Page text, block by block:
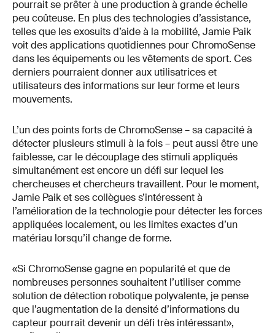
pourrait se prêter à une production à grande échelle
peu coûteuse. En plus des technologies d’assistance,
telles que les exosuits d’aide à la mobilité, Jamie Paik
voit des applications quotidiennes pour ChromoSense
dans les équipements ou les vêtements de sport. Ces
derniers pourraient donner aux utilisatrices et
utilisateurs des informations sur leur forme et leurs
mouvements.
L’un des points forts de ChromoSense – sa capacité à
détecter plusieurs stimuli à la fois – peut aussi être une
faiblesse, car le découplage des stimuli appliqués
simultanément est encore un défi sur lequel les
chercheuses et chercheurs travaillent. Pour le moment,
Jamie Paik et ses collègues s’intéressent à
l’amélioration de la technologie pour détecter les forces
appliquées localement, ou les limites exactes d’un
matériau lorsqu’il change de forme.
«Si ChromoSense gagne en popularité et que de
nombreuses personnes souhaitent l’utiliser comme
solution de détection robotique polyvalente, je pense
que l’augmentation de la densité d’informations du
capteur pourrait devenir un défi très intéressant»,